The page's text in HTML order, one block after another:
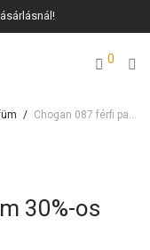
0
/ Chogan 087 férfi parfüm 30%-os esszenciával
30%-os